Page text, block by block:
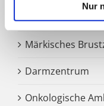
Nur
Zentrale
Märkisches
Darmzentrum
Onkologische